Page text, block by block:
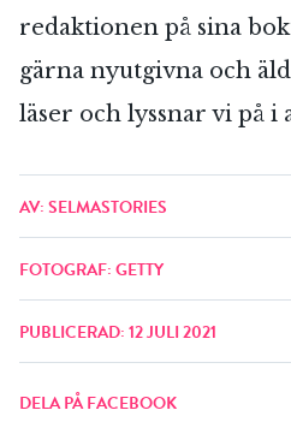
redaktionen på sina
gärna nyutgivna och
läser och lyssnar vi på i
AV: SELMASTORIES
FOTOGRAF: GETTY
PUBLICERAD: 12 JULI 2021
DELA PÅ FACEBOOK